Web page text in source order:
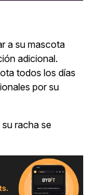
a su mascota
adicional.
todos los días
por su
racha se